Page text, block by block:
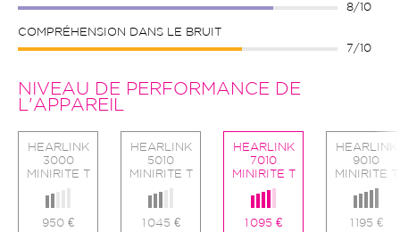
8/10
COMPRÉHENSION DANS LE BRUIT
7/10
NIVEAU DE PERFORMANCE DE
L'APPAREIL
HEARLINK
3000
MINIRITE T
950 €
HEARLINK
5010
MINIRITE T
1 045 €
HEARLINK
7010
MINIRITE T
1 095 €
HEARLINK
9010
MINIRITE T
1 195 €